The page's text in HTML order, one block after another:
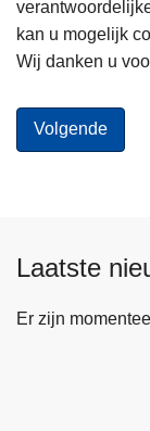
kan u mogelijk
Wij danken u
Laatste
Er zijn